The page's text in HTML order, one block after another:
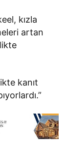
kızla
artan
kanıt